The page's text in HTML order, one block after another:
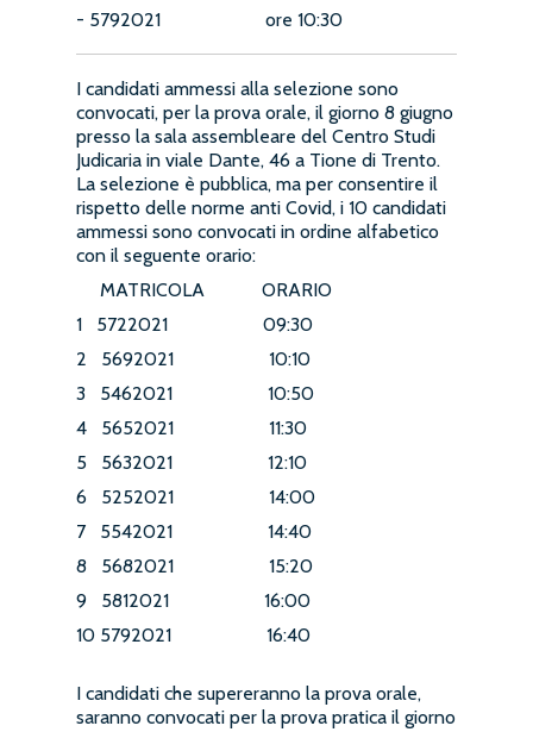
- 5792021 ore 10:30
I candidati ammessi alla selezione sono
convocati, per la prova orale, il giorno 8 giugno
presso la sala assembleare del Centro Studi
Judicaria in viale Dante, 46 a Tione di Trento.
La selezione è pubblica, ma per consentire il
rispetto delle norme anti Covid, i 10 candidati
ammessi sono convocati in ordine alfabetico
con il seguente orario:
MATRICOLA ORARIO
1 5722021 09:30
2 5692021 10:10
3 5462021 10:50
4 5652021 11:30
5 5632021 12:10
6 5252021 14:00
7 5542021 14:40
8 5682021 15:20
9 5812021 16:00
10 5792021 16:40
I candidati che supereranno la prova orale,
saranno convocati per la prova pratica il giorno